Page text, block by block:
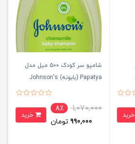
شامپو سر کودک ۵۰۰ میل مدل
Papatya (بابونه) Johnson's
1,070,000
8٪
990,000 تومان